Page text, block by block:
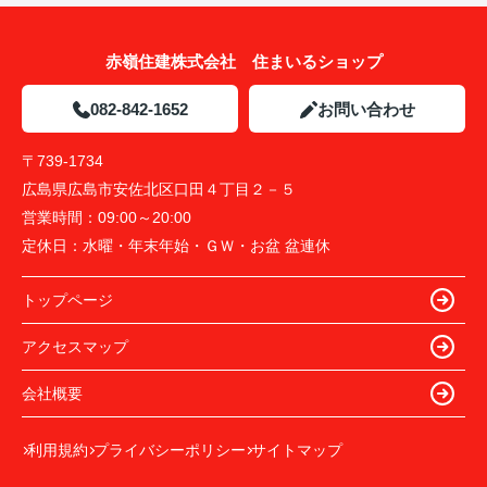
赤嶺住建株式会社 住まいるショップ
082-842-1652 お問い合わせ
〒739-1734
広島県広島市安佐北区口田４丁目２－５
営業時間： 09:00～20:00
定休日： 水曜・年末年始・ＧＷ・お盆 盆連休
トップページ
アクセスマップ
会社概要
利用規約 プライバシーポリシー サイトマップ